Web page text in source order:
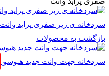
سردخانه ی زیر صفری پراید وانت
بازگشت به محصولات
سردخانه جهت وانت جدید هیوسو